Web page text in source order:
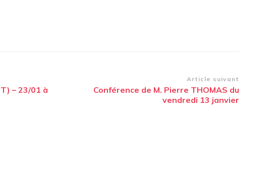
– 23/01 à
Article suivant
Conférence de M. Pierre THOMAS du
vendredi 13 janvier